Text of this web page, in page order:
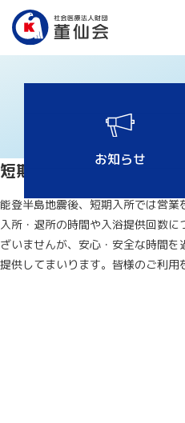
ホーム>ほのぼの>短期入所からの
お知らせ
短期入所からのお知らせ
能登半島地震後、短期入所では営業
入所・退所の時間や入浴提供回数
ざいませんが、安心・安全な時間
提供してまいります。皆様のご利用